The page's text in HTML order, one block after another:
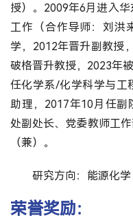
授）。2009年6月进入
工作（合作导师：刘洪
学，2012年晋升副教授
破格晋升教授，2023年
任化学系/化学科学与工
助理，2017年10月任副
处副处长、党委教师工
（兼）。
研究方向：能源化学
荣誉奖励：